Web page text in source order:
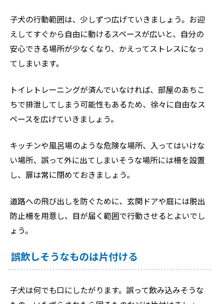
子犬の行動範囲は、少しずつ広げていきましょう。お迎
えしてすぐから自由に動けるスペースが広いと、自分の
安心できる場所が少なくなり、かえってストレスになっ
てしまいます。
トイレトレーニングが済んでいなければ、部屋のあちこ
ちで排泄してしまう可能性もあるため、徐々に自由なス
ペースを広げていきましょう。
キッチンや風呂場のような危険な場所、入ってはいけな
い場所、誤って外に出てしまいそうな場所には柵を設置
し、扉は常に閉めておきましょう。
道路への飛び出しを防ぐために、玄関ドアや庭には脱出
防止柵を用意し、目が届く範囲で行動させるとよいでし
ょう。
誤飲しそうなものは片付ける
子犬は何でも口にしたがります。誤って飲み込みそうな